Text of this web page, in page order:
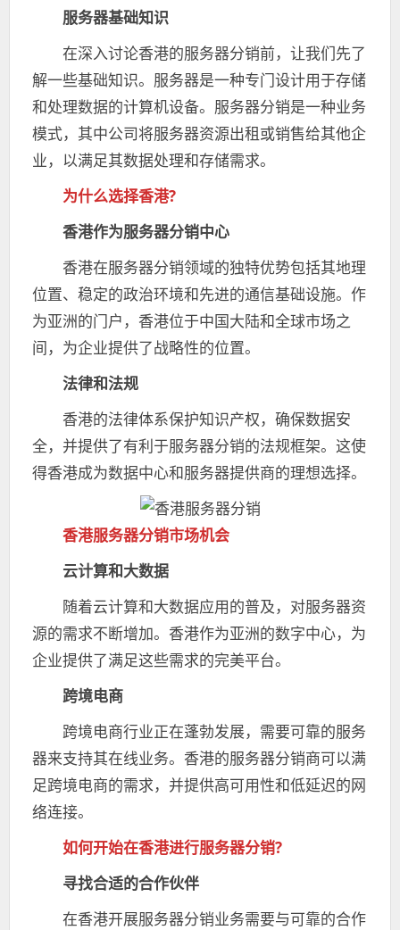
服务器基础知识
在深入讨论香港的服务器分销前，让我们先了
解一些基础知识。服务器是一种专门设计用于存储
和处理数据的计算机设备。服务器分销是一种业务
模式，其中公司将服务器资源出租或销售给其他企
业，以满足其数据处理和存储需求。
为什么选择香港?
香港作为服务器分销中心
香港在服务器分销领域的独特优势包括其地理
位置、稳定的政治环境和先进的通信基础设施。作
为亚洲的门户，香港位于中国大陆和全球市场之
间，为企业提供了战略性的位置。
法律和法规
香港的法律体系保护知识产权，确保数据安
全，并提供了有利于服务器分销的法规框架。这使
得香港成为数据中心和服务器提供商的理想选择。
香港服务器分销市场机会
云计算和大数据
随着云计算和大数据应用的普及，对服务器资
源的需求不断增加。香港作为亚洲的数字中心，为
企业提供了满足这些需求的完美平台。
跨境电商
跨境电商行业正在蓬勃发展，需要可靠的服务
器来支持其在线业务。香港的服务器分销商可以满
足跨境电商的需求，并提供高可用性和低延迟的网
络连接。
如何开始在香港进行服务器分销?
寻找合适的合作伙伴
在香港开展服务器分销业务需要与可靠的合作